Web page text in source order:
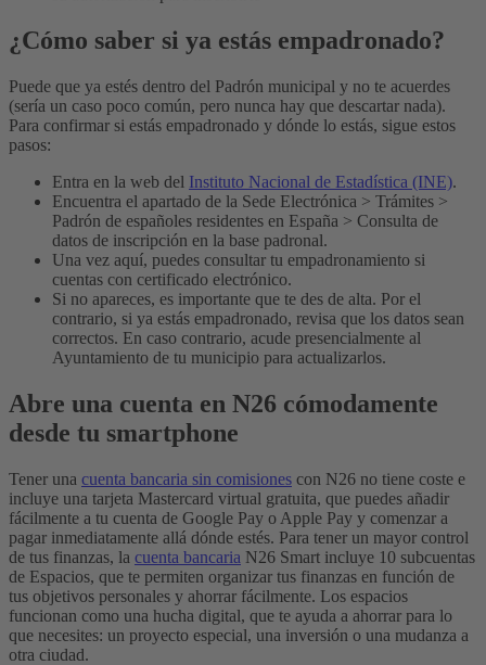
¿Cómo saber si ya estás empadronado?
Puede que ya estés dentro del Padrón municipal y no te acuerdes
(sería un caso poco común, pero nunca hay que descartar nada).
Para confirmar si estás empadronado y dónde lo estás, sigue estos
pasos:
Entra en la web del Instituto Nacional de Estadística (INE).
Encuentra el apartado de la Sede Electrónica > Trámites >
Padrón de españoles residentes en España > Consulta de
datos de inscripción en la base padronal.
Una vez aquí, puedes consultar tu empadronamiento si
cuentas con certificado electrónico.
Si no apareces, es importante que te des de alta. Por el
contrario, si ya estás empadronado, revisa que los datos sean
correctos. En caso contrario, acude presencialmente al
Ayuntamiento de tu municipio para actualizarlos.
Abre una cuenta en N26 cómodamente
desde tu smartphone
Tener una cuenta bancaria sin comisiones con N26 no tiene coste e
incluye una tarjeta Mastercard virtual gratuita, que puedes añadir
fácilmente a tu cuenta de Google Pay o Apple Pay y comenzar a
pagar inmediatamente allá dónde estés. Para tener un mayor control
de tus finanzas, la cuenta bancaria N26 Smart incluye 10 subcuentas
de Espacios, que te permiten organizar tus finanzas en función de
tus objetivos personales y ahorrar fácilmente. Los espacios
funcionan como una hucha digital, que te ayuda a ahorrar para lo
que necesites: un proyecto especial, una inversión o una mudanza a
otra ciudad.